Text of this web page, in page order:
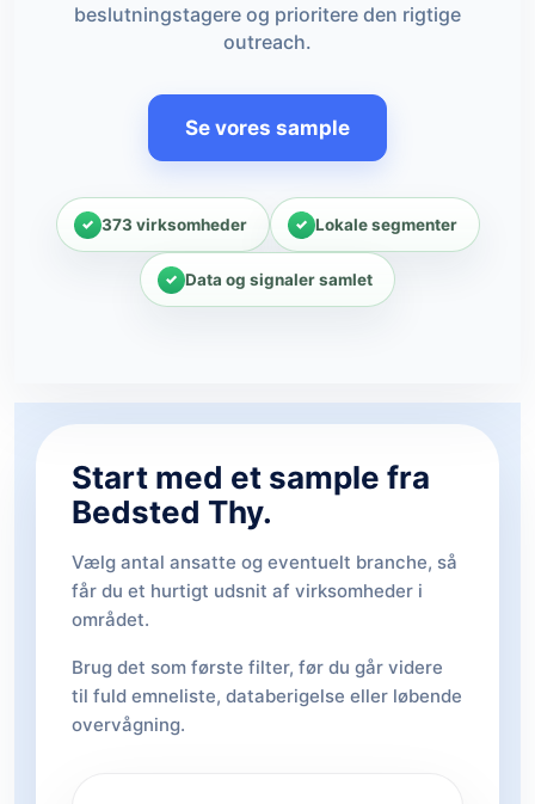
beslutningstagere og prioritere den rigtige
outreach.
Se vores sample
373 virksomheder Lokale segmenter
Data og signaler samlet
Start med et sample fra
Bedsted Thy.
Vælg antal ansatte og eventuelt branche, så
får du et hurtigt udsnit af virksomheder i
området.
Brug det som første filter, før du går videre
til fuld emneliste, databerigelse eller løbende
overvågning.